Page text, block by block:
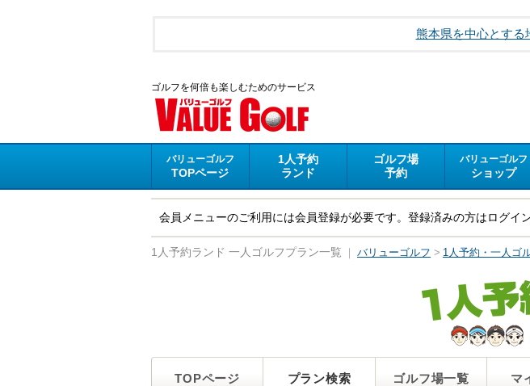
熊本県を中心とする
ゴルフを何倍も楽しむためのサービス
バリューゴルフ
TOPページ
1人予約
ランド
ゴルフ場
予約
バリューゴルフ
ショップ
会員メニューのご利用には会員登録が必要です。登録済みの方はログイ
1人予約ランド 一人ゴルフプラン一覧 ｜ バリューゴルフ > 1人予約・一人ゴ
TOPページ プラン検索 ゴルフ場一覧 マ